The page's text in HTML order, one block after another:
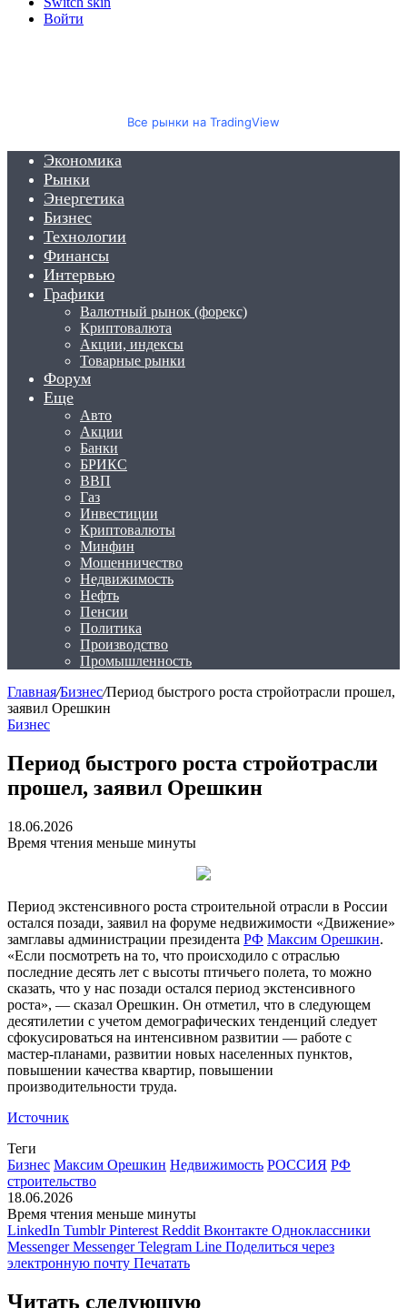
Войти
Все рынки на TradingView
Экономика
Рынки
Энергетика
Бизнес
Технологии
Финансы
Интервью
Графики
Валютный рынок (форекс)
Криптовалюта
Акции, индексы
Товарные рынки
Форум
Еще
Авто
Акции
Банки
БРИКС
ВВП
Газ
Инвестиции
Криптовалюты
Минфин
Мошенничество
Недвижимость
Нефть
Пенсии
Политика
Производство
Промышленность
Главная/Бизнес/Период быстрого роста стройотрасли прошел,
заявил Орешкин
Бизнес
Период быстрого роста стройотрасли
прошел, заявил Орешкин
18.06.2026
Время чтения меньше минуты
Период экстенсивного роста строительной отрасли в России
остался позади, заявил на форуме недвижимости «Движение»
замглавы администрации президента РФ Максим Орешкин.
«Если посмотреть на то, что происходило с отраслью
последние десять лет с высоты птичьего полета, то можно
сказать, что у нас позади остался период экстенсивного
роста», — сказал Орешкин. Он отметил, что в следующем
десятилетии с учетом демографических тенденций следует
сфокусироваться на интенсивном развитии — работе с
мастер-планами, развитии новых населенных пунктов,
повышении качества квартир, повышении
производительности труда.
Источник
Теги
Бизнес Максим Орешкин Недвижимость РОССИЯ РФ
строительство
18.06.2026
Время чтения меньше минуты
LinkedIn Tumblr Pinterest Reddit Вконтакте Одноклассники
Messenger Messenger Telegram Line Поделиться через
электронную почту Печатать
Читать следующую